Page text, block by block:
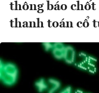
thông báo chốt
thanh toán cổ